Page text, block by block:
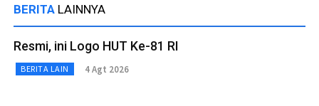
BERITA LAINNYA
Resmi, ini Logo HUT Ke-81 RI
BERITA LAIN 4 Agt 2026